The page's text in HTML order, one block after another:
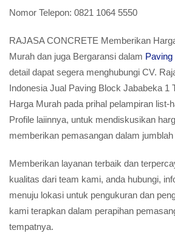
Nomor Telepon: 0821 1064 5550
RAJASA CONCRETE Memberikan
Murah dan juga Bergaransi dalam
detail dapat segera menghubungi CV.
Indonesia Jual Paving Block Jababeka 1
Harga Murah pada prihal pelampiran list-
Profile laiinnya, untuk mendiskusikan
memberikan pemasangan dalam jumblah
Memberikan layanan terbaik dan
kualitas dari team kami, anda hubungi,
menuju lokasi untuk pengukuran dan
kami terapkan dalam perapihan
tempatnya.